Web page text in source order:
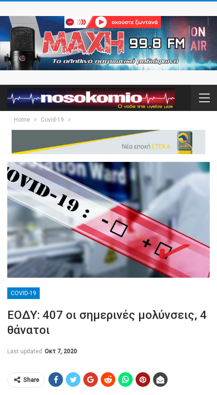
Home Covid-19
COVID-19
ΕΟΔΥ: 407 οι σημερινές μολύνσεις, 4
θάνατοι
Last updated Οκτ 7, 2020
Share